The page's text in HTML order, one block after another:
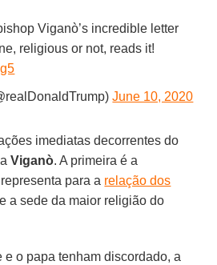
Viganò’s incredible letter
religious or not, reads it!
June 10, 2020
imediatas decorrentes do
aViganò. A primeira é a
para a relação dos
e a sede da maior religião do
e o papa tenham discordado, a